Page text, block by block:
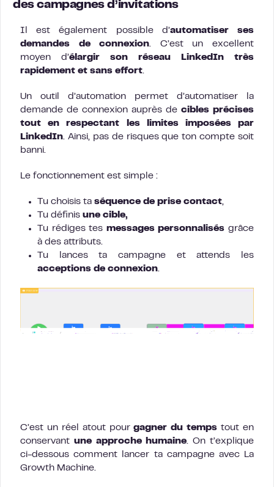
des campagnes d’invitations
Il est également possible d’automatiser ses
demandes de connexion. C’est un excellent
moyen d’élargir son réseau LinkedIn très
rapidement et sans effort.
Un outil d’automation permet d’automatiser la
demande de connexion auprès de cibles précises
tout en respectant les limites imposées par
LinkedIn. Ainsi, pas de risques que ton compte soit
banni.
Le fonctionnement est simple :
Tu choisis ta séquence de prise contact,
Tu définis une cible,
Tu rédiges tes messages personnalisés grâce
à des attributs.
Tu lances ta campagne et attends les
acceptions de connexion.
C’est un réel atout pourgagner du temps tout en
conservant une approche humaine . On t’explique
ci-dessous comment lancer ta campagne avec La
Growth Machine.